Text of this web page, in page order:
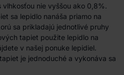
vlhkosťou nie vyššou ako 0,8%.
sa lepidlo nanáša priamo na
sa prikladajú jednotlivé pruhy
tapiet použite lepidlo na
v našej ponuke lepidiel.
je jednoduché a vykonáva sa